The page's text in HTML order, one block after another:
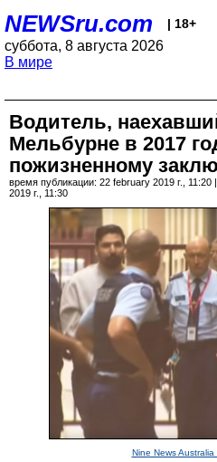
NEWSru.com | 18+
суббота, 8 августа 2026
В мире
Водитель,
Мельбурне в 2017
пожизненному
время публикации: 22 february 2019 г.,
2019 г., 11:30
Nine News